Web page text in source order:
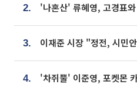
2.
3.
4.